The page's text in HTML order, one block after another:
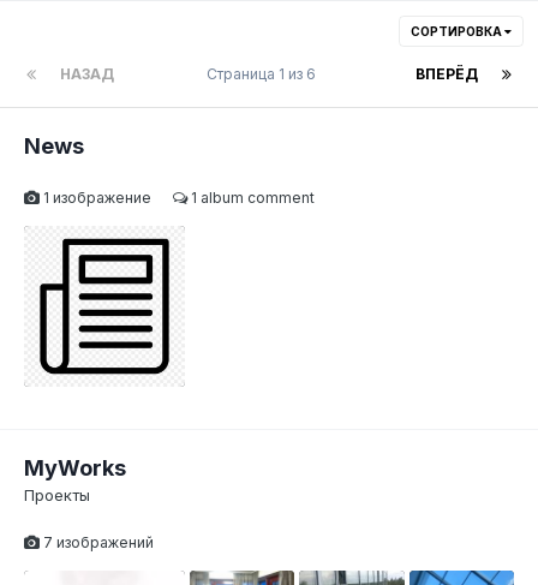
СОРТИРОВКА
НАЗАД ВПЕРЁД
Страница 1 из 6
News
1 изображение 1 album comment
MyWorks
Проекты
7 изображений